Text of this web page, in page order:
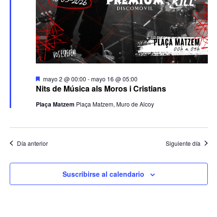
Nits de Música als Moros i Cristians
Destacado
mayo 2 @ 00:00 -mayo 16 @ 05:00
Plaça Matzem Plaça Matzem, Muro de Alcoy
Día anterior Siguiente día
Suscribirse al calendario